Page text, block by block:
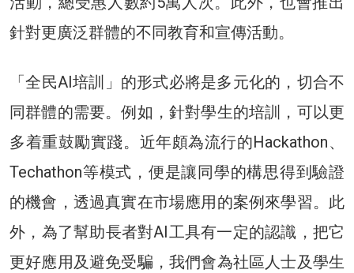
針對更廣泛群體的不同教育和宣傳活動。
「全民AI培訓」的形式必將是多元化的，切合不
同群體的需要。例如，針對學生的培訓，可以更
多着重鼓勵實踐。近年頗為流行的Hackathon、
Techathon等模式，便是讓同學的構思得到驗證
的機會，透過真實在市場應用的案例來學習。此
外，為了幫助長者對AI工具有一定的認識，把它
更好應用及避免受騙，我們會為社區人士及學生